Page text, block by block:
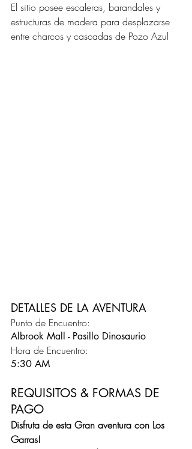
El sitio posee escaleras, barandales y
estructuras de madera para desplazarse
entre charcos y cascadas de Pozo Azul
DETALLES DE LA AVENTURA
Punto de Encuentro:
Albrook Mall - Pasillo Dinosaurio
Hora de Encuentro:
5:30 AM
REQUISITOS & FORMAS DE
PAGO
Disfruta de esta Gran aventura con Los
Garras!